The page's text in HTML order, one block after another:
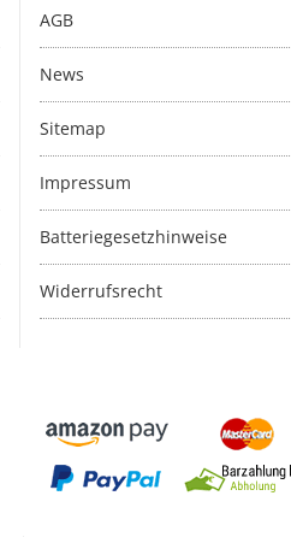
AGB
News
Sitemap
Impressum
Batteriegesetzhinweise
Widerrufsrecht